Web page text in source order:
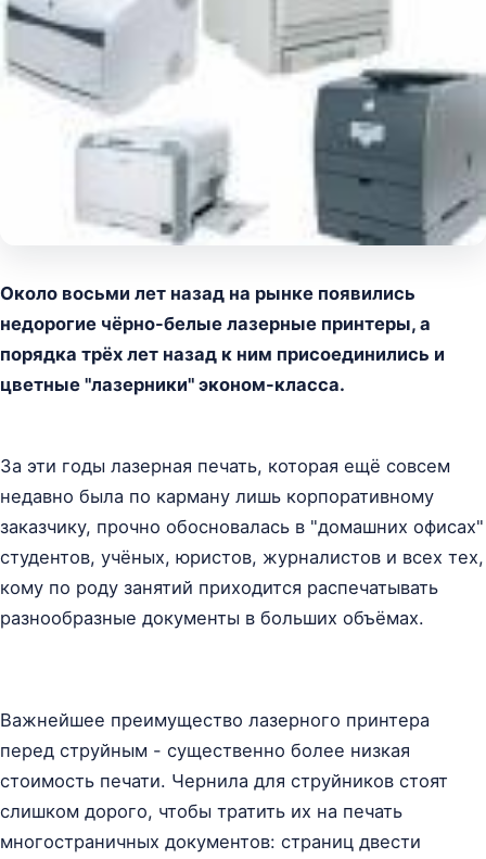
Около восьми лет назад на рынке появились
недорогие чёрно-белые лазерные принтеры, а
порядка трёх лет назад к ним присоединились и
цветные "лазерники" эконом-класса.
За эти годы лазерная печать, которая ещё совсем
недавно была по карману лишь корпоративному
заказчику, прочно обосновалась в "домашних офисах"
студентов, учёных, юристов, журналистов и всех тех,
кому по роду занятий приходится распечатывать
разнообразные документы в больших объёмах.
Важнейшее преимущество лазерного принтера
перед струйным - существенно более низкая
стоимость печати. Чернила для струйников стоят
слишком дорого, чтобы тратить их на печать
многостраничных документов: страниц двести